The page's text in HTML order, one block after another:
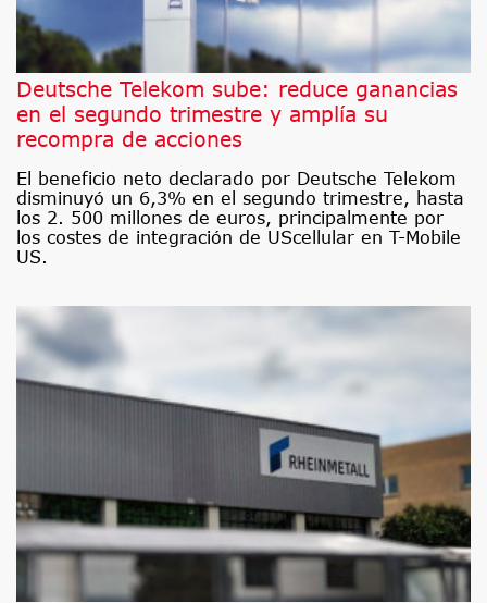
Deutsche Telekom sube: reduce ganancias
en el segundo trimestre y amplía su
recompra de acciones
El beneficio neto declarado por Deutsche Telekom
disminuyó un 6,3% en el segundo trimestre, hasta
los 2. 500 millones de euros, principalmente por
los costes de integración de UScellular en T-Mobile
US.